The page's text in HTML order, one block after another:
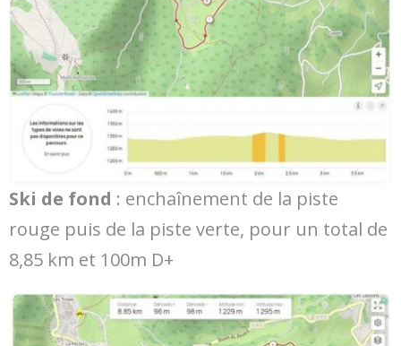
Ski de fond : enchaînement de la piste
rouge puis de la piste verte, pour un total de
8,85 km et 100m D+